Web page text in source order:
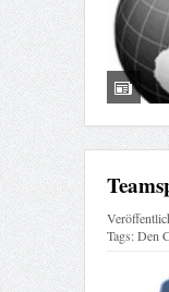
Tags:Den